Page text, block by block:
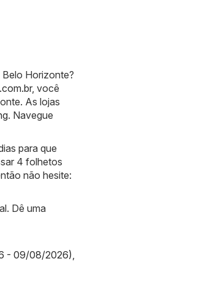
Horizonte?
, você
As lojas
. Navegue
para que
4 folhetos
não hesite:
Dê uma
- 09/08/2026)